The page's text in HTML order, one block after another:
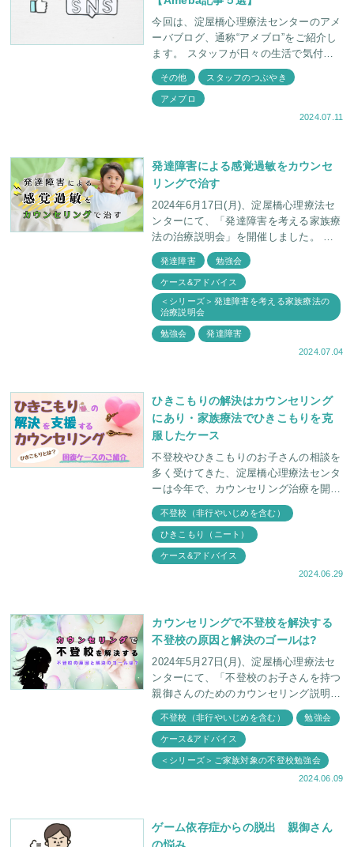
今回は、淀屋橋心理療法センターのアメ
ーバブログ、通称“アメブロ”をご紹介し
ます。 スタッフが日々の生活で気付い
たこと、育児の悩み、心に響いた出来
事、本やマンガを読んで感じたこと、当
センターの様子など
その他 スタッフのつぶやき
アメブロ
2024.07.11
発達障害による感覚過敏をカウンセ
リングで治す
2024年6月17日(月)、淀屋橋心理療法セ
ンターにて、「発達障害を考える家族療
法の治療説明会」を開催しました。 少
子化問題が叫ばれ、子どもの数が減って
いく中、「発達障害」と呼ばれる子ど
発達障害 勉強会
ケース&アドバイス
＜シリーズ＞発達障害を考える家族療法の
治療説明会
勉強会
発達障害
2024.07.04
ひきこもりの解決はカウンセリング
にあり・家族療法でひきこもりを克
服したケース
不登校やひきこもりのお子さんの相談を
多く受けてきた、淀屋橋心理療法センタ
ーは今年で、カウンセリング治療を開始
し41年目になります。今まで多くのカウ
ンセリング治療説明会を行ってきまし
た。「カウンセリング
不登校（非行やいじめを含む）
ひきこもり（ニート）
ケース&アドバイス
2024.06.29
カウンセリングで不登校を解決する
不登校の原因と解決のゴールは?
2024年5月27日(月)、淀屋橋心理療法セ
ンターにて、「不登校のお子さんを持つ
親御さんのためのカウンセリング説明
会」を開催しました。 説明会でカウン
セラーがお伝えした内容の中から、「不
不登校（非行やいじめを含む） 勉強会
ケース&アドバイス
＜シリーズ＞ご家族対象の不登校勉強会
2024.06.09
ゲーム依存症からの脱出 親御さん